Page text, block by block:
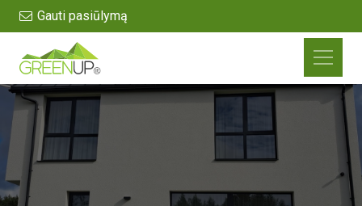
Gauti pasiūlymą